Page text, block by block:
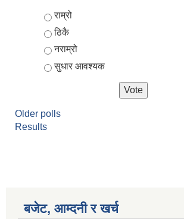
Choices
राम्रो
ठिकै
नराम्रो
सुधार आवश्यक
Older polls
Results
बजेट, आम्दनी र खर्च